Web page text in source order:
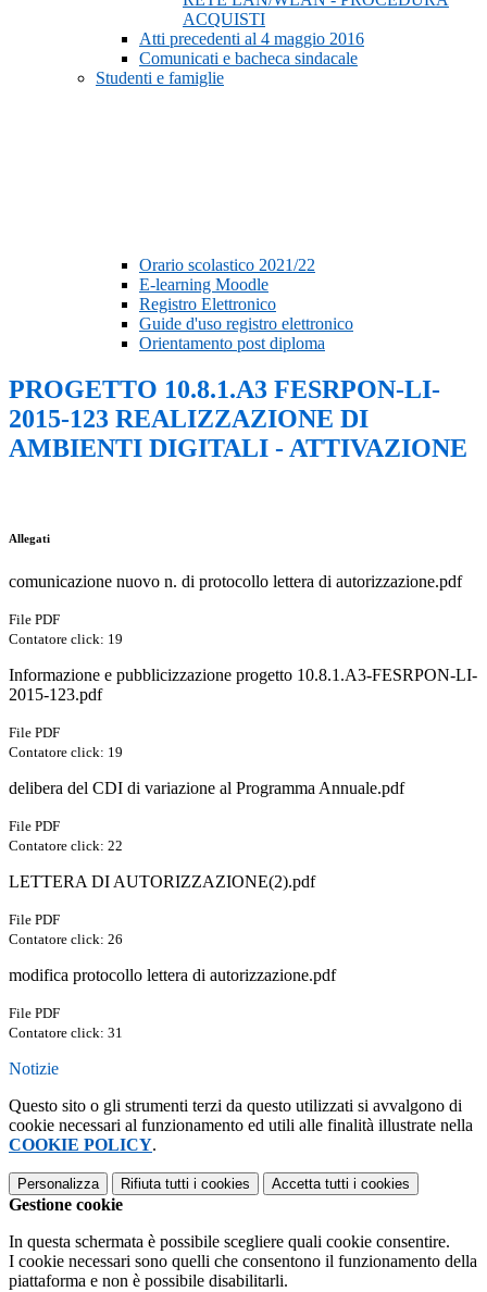
ACQUISTI
Atti precedenti al 4 maggio 2016
Comunicati e bacheca sindacale
Studenti e famiglie
Orario scolastico 2021/22
E-learning Moodle
Registro Elettronico
Guide d'uso registro elettronico
Orientamento post diploma
PROGETTO 10.8.1.A3 FESRPON-LI-
2015-123 REALIZZAZIONE DI
AMBIENTI DIGITALI - ATTIVAZIONE
Allegati
comunicazione nuovo n. di protocollo lettera di autorizzazione.pdf
File PDF
Contatore click: 19
Informazione e pubblicizzazione progetto 10.8.1.A3-FESRPON-LI-
2015-123.pdf
File PDF
Contatore click: 19
delibera del CDI di variazione al Programma Annuale.pdf
File PDF
Contatore click: 22
LETTERA DI AUTORIZZAZIONE(2).pdf
File PDF
Contatore click: 26
modifica protocollo lettera di autorizzazione.pdf
File PDF
Contatore click: 31
Notizie
Questo sito o gli strumenti terzi da questo utilizzati si avvalgono di
cookie necessari al funzionamento ed utili alle finalità illustrate nella
COOKIE POLICY.
Personalizza Rifiuta tutti i cookies Accetta tutti i cookies
Gestione cookie
In questa schermata è possibile scegliere quali cookie consentire.
I cookie necessari sono quelli che consentono il funzionamento della
piattaforma e non è possibile disabilitarli.